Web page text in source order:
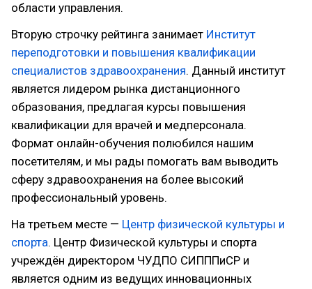
области управления.
Вторую строчку рейтинга занимает Институт
переподготовки и повышения квалификации
специалистов здравоохранения. Данный институт
является лидером рынка дистанционного
образования, предлагая курсы повышения
квалификации для врачей и медперсонала.
Формат онлайн-обучения полюбился нашим
посетителям, и мы рады помогать вам выводить
сферу здравоохранения на более высокий
профессиональный уровень.
На третьем месте — Центр физической культуры и
спорта. Центр Физической культуры и спорта
учреждён директором ЧУДПО СИПППиСР и
является одним из ведущих инновационных